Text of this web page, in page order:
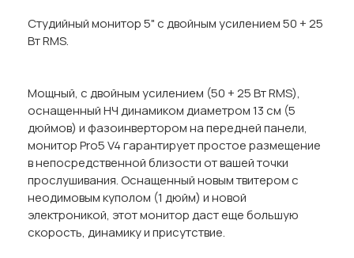
Студийный монитор 5" с двойным усилением 50 + 25
Вт RMS.
Мощный, с двойным усилением (50 + 25 Вт RMS),
оснащенный НЧ динамиком диаметром 13 см (5
дюймов) и фазоинвертором на передней панели,
монитор Pro5 V4 гарантирует простое размещение
в непосредственной близости от вашей точки
прослушивания. Оснащенный новым твитером с
неодимовым куполом (1 дюйм) и новой
электроникой, этот монитор даст еще большую
скорость, динамику и присутствие.